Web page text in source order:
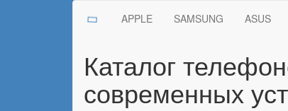
APPLE SAMSUNG ASUS
Каталог
современных